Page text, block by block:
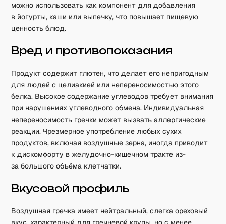
можно использовать как компонент для добавления
в йогурты, каши или выпечку, что повышает пищевую
ценность блюд.
Вред и противопоказания
Продукт содержит глютен, что делает его непригодным
для людей с целиакией или непереносимостью этого
белка. Высокое содержание углеводов требует внимания
при нарушениях углеводного обмена. Индивидуальная
непереносимость гречки может вызвать аллергические
реакции. Чрезмерное употребление любых сухих
продуктов, включая воздушные зерна, иногда приводит
к дискомфорту в желудочно-кишечном тракте из-
за большого объёма клетчатки.
Вкусовой профиль
Воздушная гречка имеет нейтральный, слегка ореховый